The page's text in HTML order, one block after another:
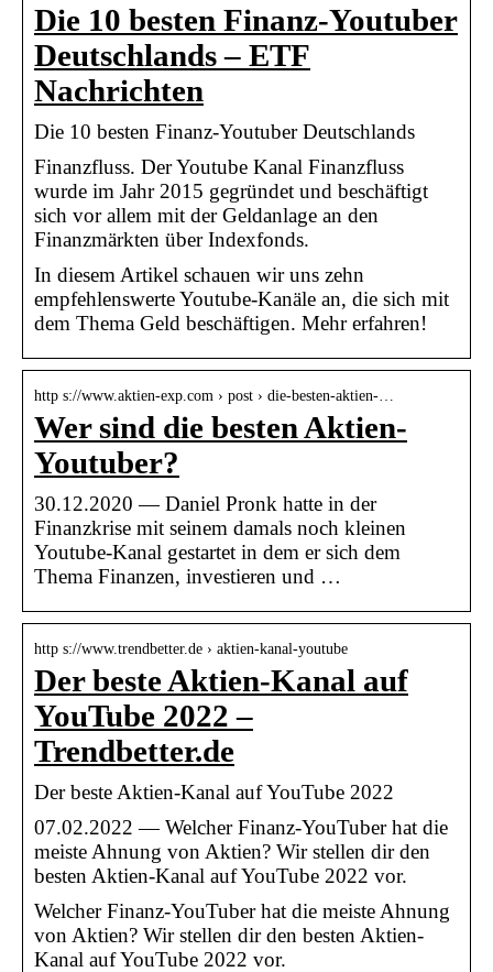
Die 10 besten Finanz-Youtuber
Deutschlands – ETF
Nachrichten
Die 10 besten Finanz-Youtuber Deutschlands
Finanzfluss. Der Youtube Kanal Finanzfluss
wurde im Jahr 2015 gegründet und beschäftigt
sich vor allem mit der Geldanlage an den
Finanzmärkten über Indexfonds.
In diesem Artikel schauen wir uns zehn
empfehlenswerte Youtube-Kanäle an, die sich mit
dem Thema Geld beschäftigen. Mehr erfahren!
http s://www.aktien-exp.com › post › die-besten-aktien-…
Wer sind die besten Aktien-
Youtuber?
30.12.2020 — Daniel Pronk hatte in der
Finanzkrise mit seinem damals noch kleinen
Youtube-Kanal gestartet in dem er sich dem
Thema Finanzen, investieren und …
http s://www.trendbetter.de › aktien-kanal-youtube
Der beste Aktien-Kanal auf
YouTube 2022 –
Trendbetter.de
Der beste Aktien-Kanal auf YouTube 2022
07.02.2022 — Welcher Finanz-YouTuber hat die
meiste Ahnung von Aktien? Wir stellen dir den
besten Aktien-Kanal auf YouTube 2022 vor.
Welcher Finanz-YouTuber hat die meiste Ahnung
von Aktien? Wir stellen dir den besten Aktien-
Kanal auf YouTube 2022 vor.